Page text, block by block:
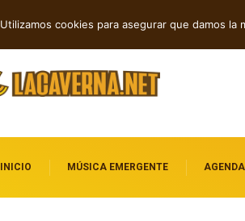
INICIO MÚSICA EMERGENTE AGENDA
Utilizamos cookies para asegurar que damos